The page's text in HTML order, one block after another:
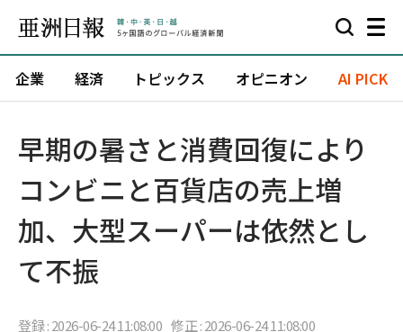
企業 経済 トピックス オピニオン AI PICK
早期の暑さと消費回復により
コンビニと百貨店の売上増
加、大型スーパーは依然とし
て不振
登録 : 2026-06-24 11:08:00 修正 : 2026-06-24 11:08:00